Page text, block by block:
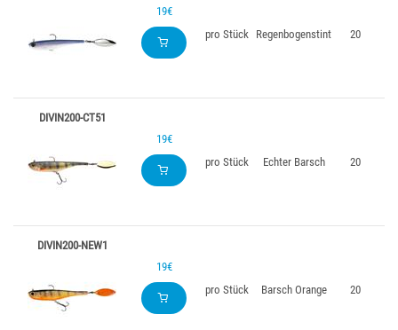
19€
pro Stück
Regenbogenstint 20
DIVIN200-CT51
19€
pro Stück
Echter Barsch 20
DIVIN200-NEW1
19€
pro Stück
Barsch Orange 20